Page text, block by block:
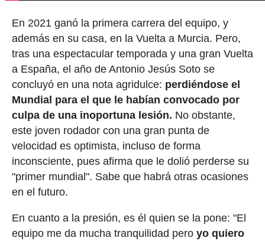
En 2021 ganó la primera carrera del equipo, y
además en su casa, en la Vuelta a Murcia. Pero,
tras una espectacular temporada y una gran Vuelta
a España, el año de Antonio Jesús Soto se
concluyó en una nota agridulce: perdiéndose el
Mundial para el que le habían convocado por
culpa de una inoportuna lesión. No obstante,
este joven rodador con una gran punta de
velocidad es optimista, incluso de forma
inconsciente, pues afirma que le dolió perderse su
"primer mundial". Sabe que habrá otras ocasiones
en el futuro.
En cuanto a la presión, es él quien se la pone: "El
equipo me da mucha tranquilidad pero yo quiero